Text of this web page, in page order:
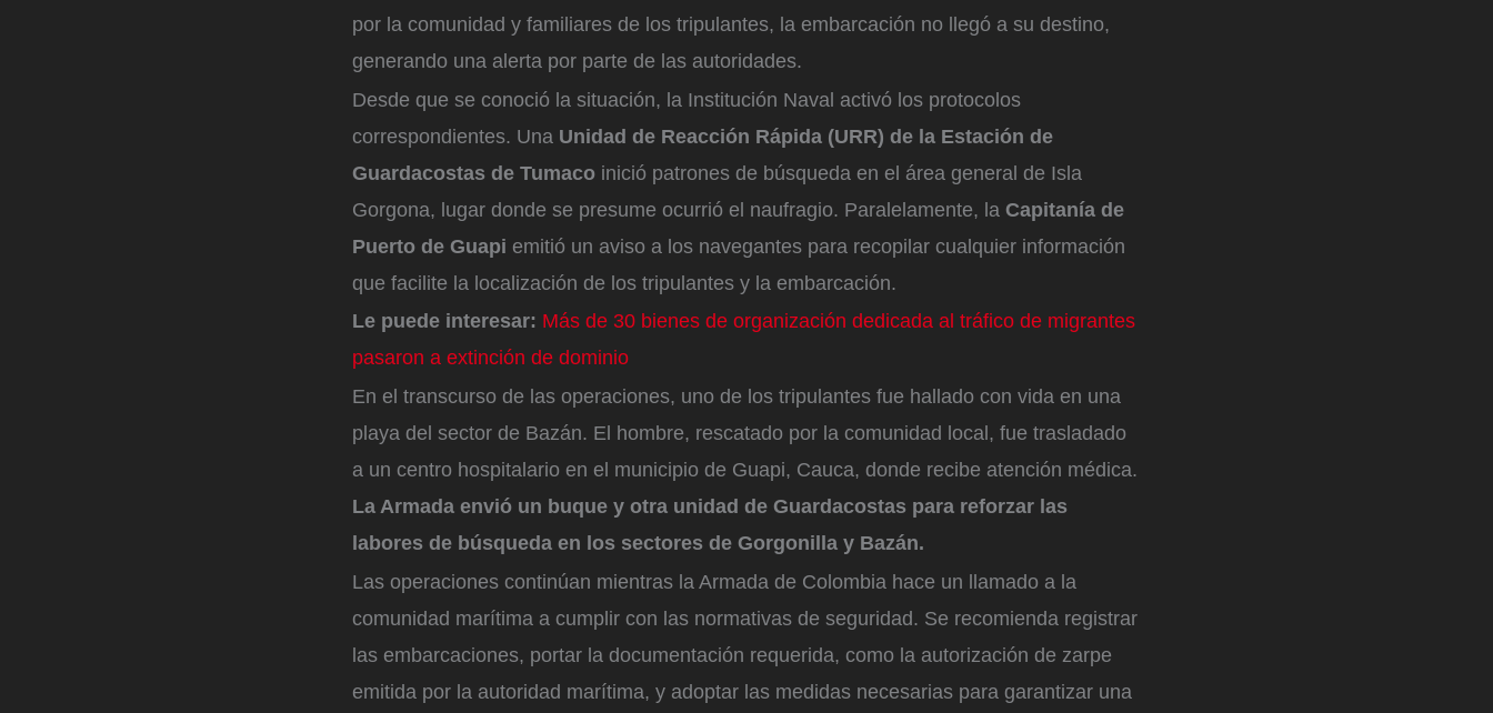
por la comunidad y familiares de los tripulantes, la embarcación no llegó a su destino,
generando una alerta por parte de las autoridades.
Desde que se conoció la situación, la Institución Naval activó los protocolos
correspondientes. Una Unidad de Reacción Rápida (URR) de la Estación de
Guardacostas de Tumaco inició patrones de búsqueda en el área general de Isla
Gorgona, lugar donde se presume ocurrió el naufragio. Paralelamente, la Capitanía de
Puerto de Guapi emitió un aviso a los navegantes para recopilar cualquier información
que facilite la localización de los tripulantes y la embarcación.
Le puede interesar: Más de 30 bienes de organización dedicada al tráfico de migrantes
pasaron a extinción de dominio
En el transcurso de las operaciones, uno de los tripulantes fue hallado con vida en una
playa del sector de Bazán. El hombre, rescatado por la comunidad local, fue trasladado
a un centro hospitalario en el municipio de Guapi, Cauca, donde recibe atención médica.
La Armada envió un buque y otra unidad de Guardacostas para reforzar las
labores de búsqueda en los sectores de Gorgonilla y Bazán.
Las operaciones continúan mientras la Armada de Colombia hace un llamado a la
comunidad marítima a cumplir con las normativas de seguridad. Se recomienda registrar
las embarcaciones, portar la documentación requerida, como la autorización de zarpe
emitida por la autoridad marítima, y adoptar las medidas necesarias para garantizar una